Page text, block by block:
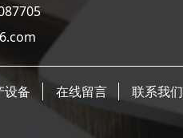
设备 在线留言 联系我们